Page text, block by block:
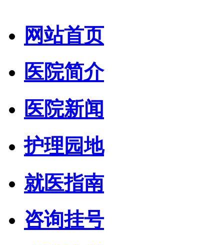
网站首页
医院简介
医院新闻
护理园地
就医指南
咨询挂号